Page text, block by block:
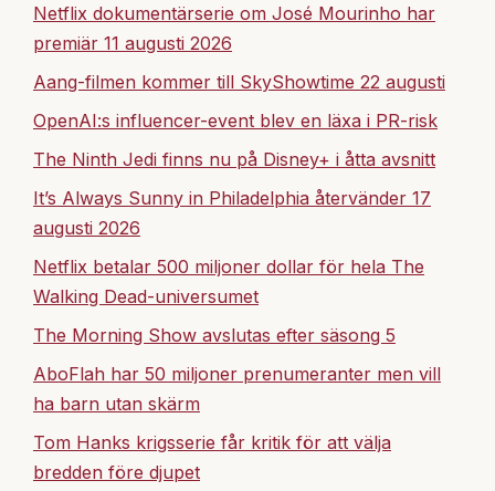
Netflix dokumentärserie om José Mourinho har
premiär 11 augusti 2026
Aang-filmen kommer till SkyShowtime 22 augusti
OpenAI:s influencer-event blev en läxa i PR-risk
The Ninth Jedi finns nu på Disney+ i åtta avsnitt
It’s Always Sunny in Philadelphia återvänder 17
augusti 2026
Netflix betalar 500 miljoner dollar för hela The
Walking Dead-universumet
The Morning Show avslutas efter säsong 5
AboFlah har 50 miljoner prenumeranter men vill
ha barn utan skärm
Tom Hanks krigsserie får kritik för att välja
bredden före djupet